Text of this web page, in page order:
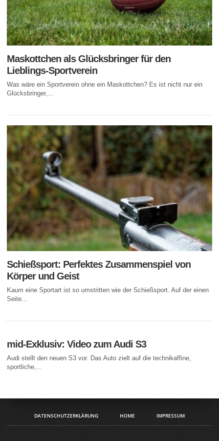
Maskottchen als Glücksbringer für den
Lieblings-Sportverein
Was wäre ein Sportverein ohne ein Maskottchen? Es ist nicht nur ein
Glücksbringer,...
Schießsport: Perfektes Zusammenspiel von
Körper und Geist
Kaum eine Sportart ist so umstritten wie der Schießsport. Auf der einen
Seite...
mid-Exklusiv: Video zum Audi S3
Audi stellt den neuen S3 vor. Das Auto zielt auf die technikaffine,
sportliche,...
DATENSCHUTZERKLÄRUNG HOME IMPRESSUM